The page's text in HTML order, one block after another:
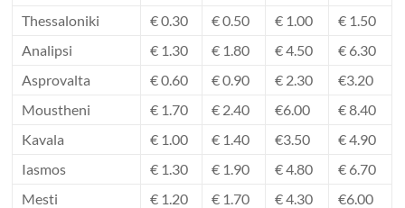
Thessaloniki
€ 0.30 € 0.50 € 1.00
€ 1.50
Analipsi
€ 1.30 € 1.80 € 4.50
€ 6.30
Asprovalta
€ 0.60 € 0.90 € 2.30
€3.20
Moustheni
€ 1.70 € 2.40 €6.00
€ 8.40
Kavala
€ 1.00 € 1.40 €3.50
€ 4.90
Iasmos
€ 1.30 € 1.90 € 4.80
€ 6.70
Mesti
€ 1.20 € 1.70 € 4.30
€6.00